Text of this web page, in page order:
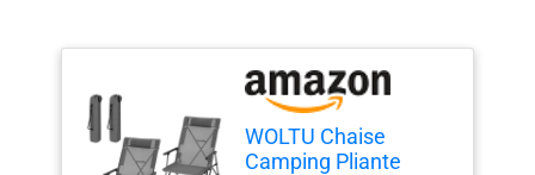
WOLTU Chaise
Camping Pliante